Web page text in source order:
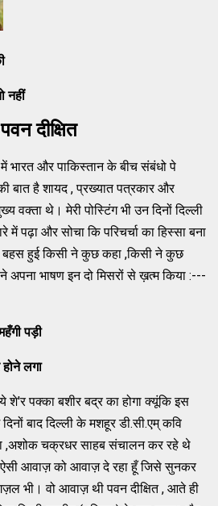
नहीं
पवन दीक्षित
भारत और पाकिस्तान के बीच संबंधो पे
बात है शायद , प्रख्यात पत्रकार और
वक्ता थे। मेरी पोस्टिंग भी उन दिनों दिल्ली
में पढ़ा और सोचा कि परिचर्चा का हिस्सा बना
बहस हुई किसी ने कुछ कहा ,किसी ने कुछ
भाषण इन दो मिसरों से ख़त्म किया :---
पड़ी
होने लगा
पक्का बशीर बद्र का होगा क्यूंकि इस
बाद दिल्ली के मशहूर डी.सी.एम् कवि
,अशोक चक्रधर साहब संचालन कर रहे थे
आवाज़ को आवाज़ दे रहा हूँ जिसे सुनकर
भी। वो आवाज़ थी पवन दीक्षित , आते ही